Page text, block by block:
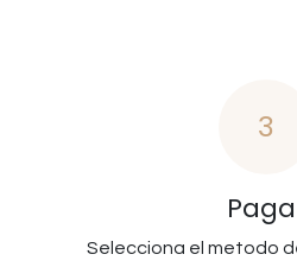
3
Selecciona el metodo